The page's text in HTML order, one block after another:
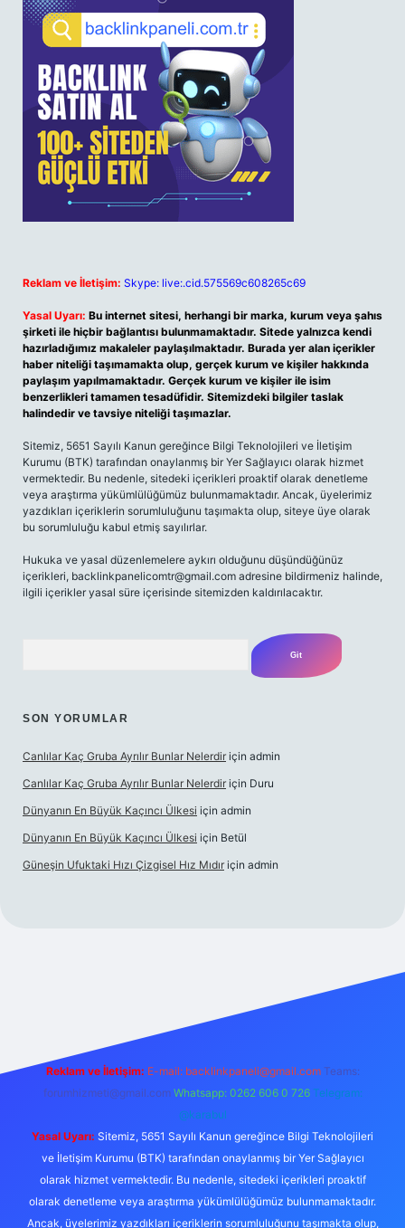
Reklam ve İletişim: Skype: live:.cid.575569c608265c69
Yasal Uyarı: Bu internet sitesi, herhangi bir marka, kurum veya şahıs
şirketi ile hiçbir bağlantısı bulunmamaktadır. Sitede yalnızca kendi
hazırladığımız makaleler paylaşılmaktadır. Burada yer alan içerikler
haber niteliği taşımamakta olup, gerçek kurum ve kişiler hakkında
paylaşım yapılmamaktadır. Gerçek kurum ve kişiler ile isim
benzerlikleri tamamen tesadüfidir. Sitemizdeki bilgiler taslak
halindedir ve tavsiye niteliği taşımazlar.
Sitemiz, 5651 Sayılı Kanun gereğince Bilgi Teknolojileri ve İletişim
Kurumu (BTK) tarafından onaylanmış bir Yer Sağlayıcı olarak hizmet
vermektedir. Bu nedenle, sitedeki içerikleri proaktif olarak denetleme
veya araştırma yükümlülüğümüz bulunmamaktadır. Ancak, üyelerimiz
yazdıkları içeriklerin sorumluluğunu taşımakta olup, siteye üye olarak
bu sorumluluğu kabul etmiş sayılırlar.
Hukuka ve yasal düzenlemelere aykırı olduğunu düşündüğünüz
içerikleri, backlinkpanelicomtr@gmail.com adresine bildirmeniz halinde,
ilgili içerikler yasal süre içerisinde sitemizden kaldırılacaktır.
SON YORUMLAR
Canlılar Kaç Gruba Ayrılır Bunlar Nelerdir için admin
Canlılar Kaç Gruba Ayrılır Bunlar Nelerdir için Duru
Dünyanın En Büyük Kaçıncı Ülkesi için admin
Dünyanın En Büyük Kaçıncı Ülkesi için Betül
Güneşin Ufuktaki Hızı Çizgisel Hız Mıdır için admin
Reklam ve İletişim: E-mail: backlinkpaneli@gmail.com Teams:
forumhizmeti@gmail.com Whatsapp: 0262 606 0 726 Telegram:
@karabul
Yasal Uyarı: Sitemiz, 5651 Sayılı Kanun gereğince Bilgi Teknolojileri
ve İletişim Kurumu (BTK) tarafından onaylanmış bir Yer Sağlayıcı
olarak hizmet vermektedir. Bu nedenle, sitedeki içerikleri proaktif
olarak denetleme veya araştırma yükümlülüğümüz bulunmamaktadır.
Ancak, üyelerimiz yazdıkları içeriklerin sorumluluğunu taşımakta olup,